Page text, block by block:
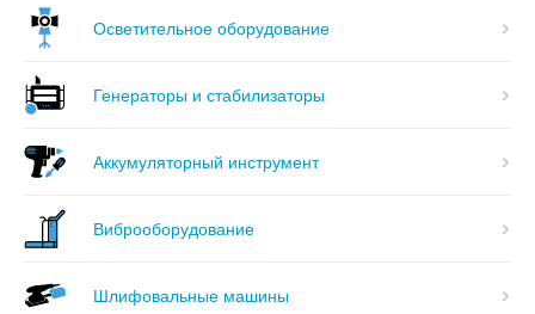
Осветительное оборудование
Генераторы и стабилизаторы
Аккумуляторный инструмент
Виброоборудование
Шлифовальные машины